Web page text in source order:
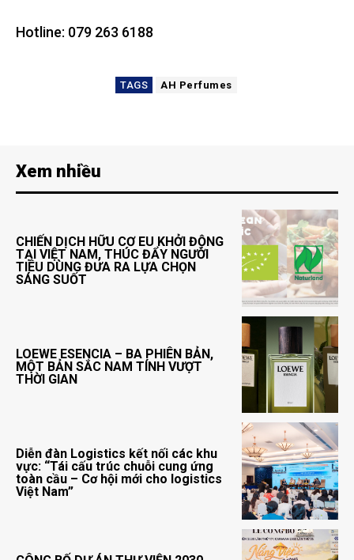
Hotline: 079 263 6188
TAGS AH Perfumes
Xem nhiều
CHIẾN DỊCH HỮU CƠ EU KHỞI ĐỘNG
TẠI VIỆT NAM, THÚC ĐẨY NGƯỜI
TIÊU DÙNG ĐƯA RA LỰA CHỌN
SÁNG SUỐT
LOEWE ESENCIA – BA PHIÊN BẢN,
MỘT BẢN SẮC NAM TÍNH VƯỢT
THỜI GIAN
Diễn đàn Logistics kết nối các khu
vực: “Tái cấu trúc chuỗi cung ứng
toàn cầu – Cơ hội mới cho logistics
Việt Nam”